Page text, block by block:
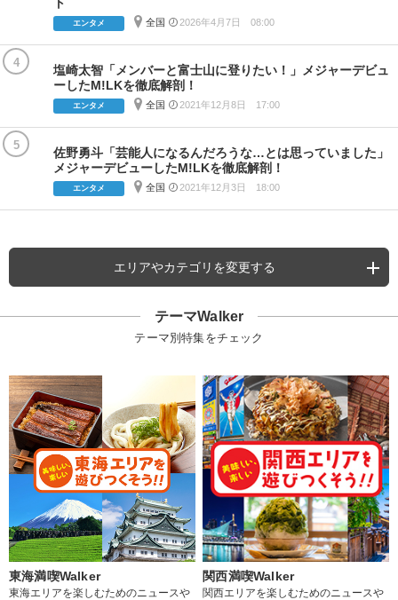
エンタメ 全国 2026年4月7日 08:00
4
塩崎太智「メンバーと富士山に登りたい！」メジャーデビュ
ーしたM!LKを徹底解剖！
エンタメ 全国 2021年12月8日 17:00
5
佐野勇斗「芸能人になるんだろうな…とは思っていました」
メジャーデビューしたM!LKを徹底解剖！
エンタメ 全国 2021年12月3日 18:00
エリアやカテゴリを変更する
テーマWalker
テーマ別特集をチェック
東海満喫Walker
東海エリアを楽しむためのニュースや
関西満喫Walker
関西エリアを楽しむためのニュースや